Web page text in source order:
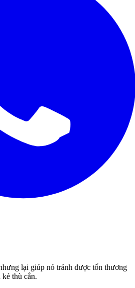
lại giúp nó tránh được tổn thương
thù cắn.